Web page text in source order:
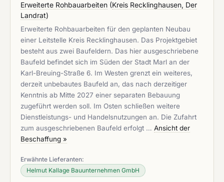
Erweiterte Rohbauarbeiten (Kreis Recklinghausen, Der
Landrat)
Erweiterte Rohbauarbeiten für den geplanten Neubau
einer Leitstelle Kreis Recklinghausen. Das Projektgebiet
besteht aus zwei Baufeldern. Das hier ausgeschriebene
Baufeld befindet sich im Süden der Stadt Marl an der
Karl-Breuing-Straße 6. Im Westen grenzt ein weiteres,
derzeit unbebautes Baufeld an, das nach derzeitiger
Kenntnis ab Mitte 2027 einer separaten Bebauung
zugeführt werden soll. Im Osten schließen weitere
Dienstleistungs- und Handelsnutzungen an. Die Zufahrt
zum ausgeschriebenen Baufeld erfolgt … Ansicht der
Beschaffung »
Erwähnte Lieferanten:
Helmut Kallage Bauunternehmen GmbH